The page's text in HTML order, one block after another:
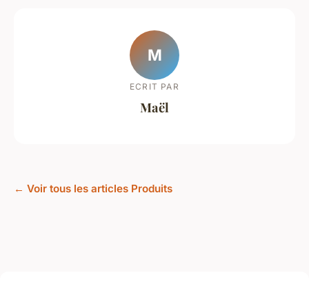
M
ECRIT PAR
Maël
← Voir tous les articles Produits